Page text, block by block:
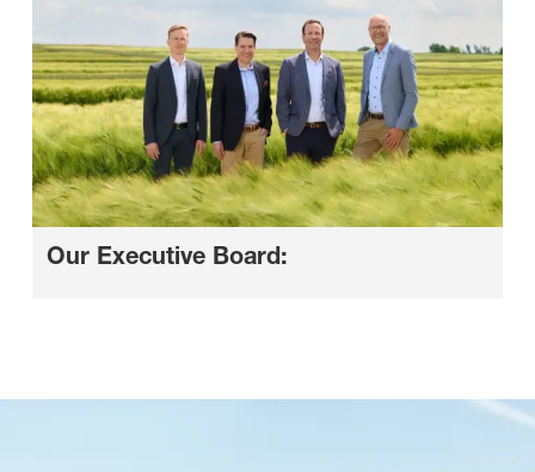
Our Executive Board: